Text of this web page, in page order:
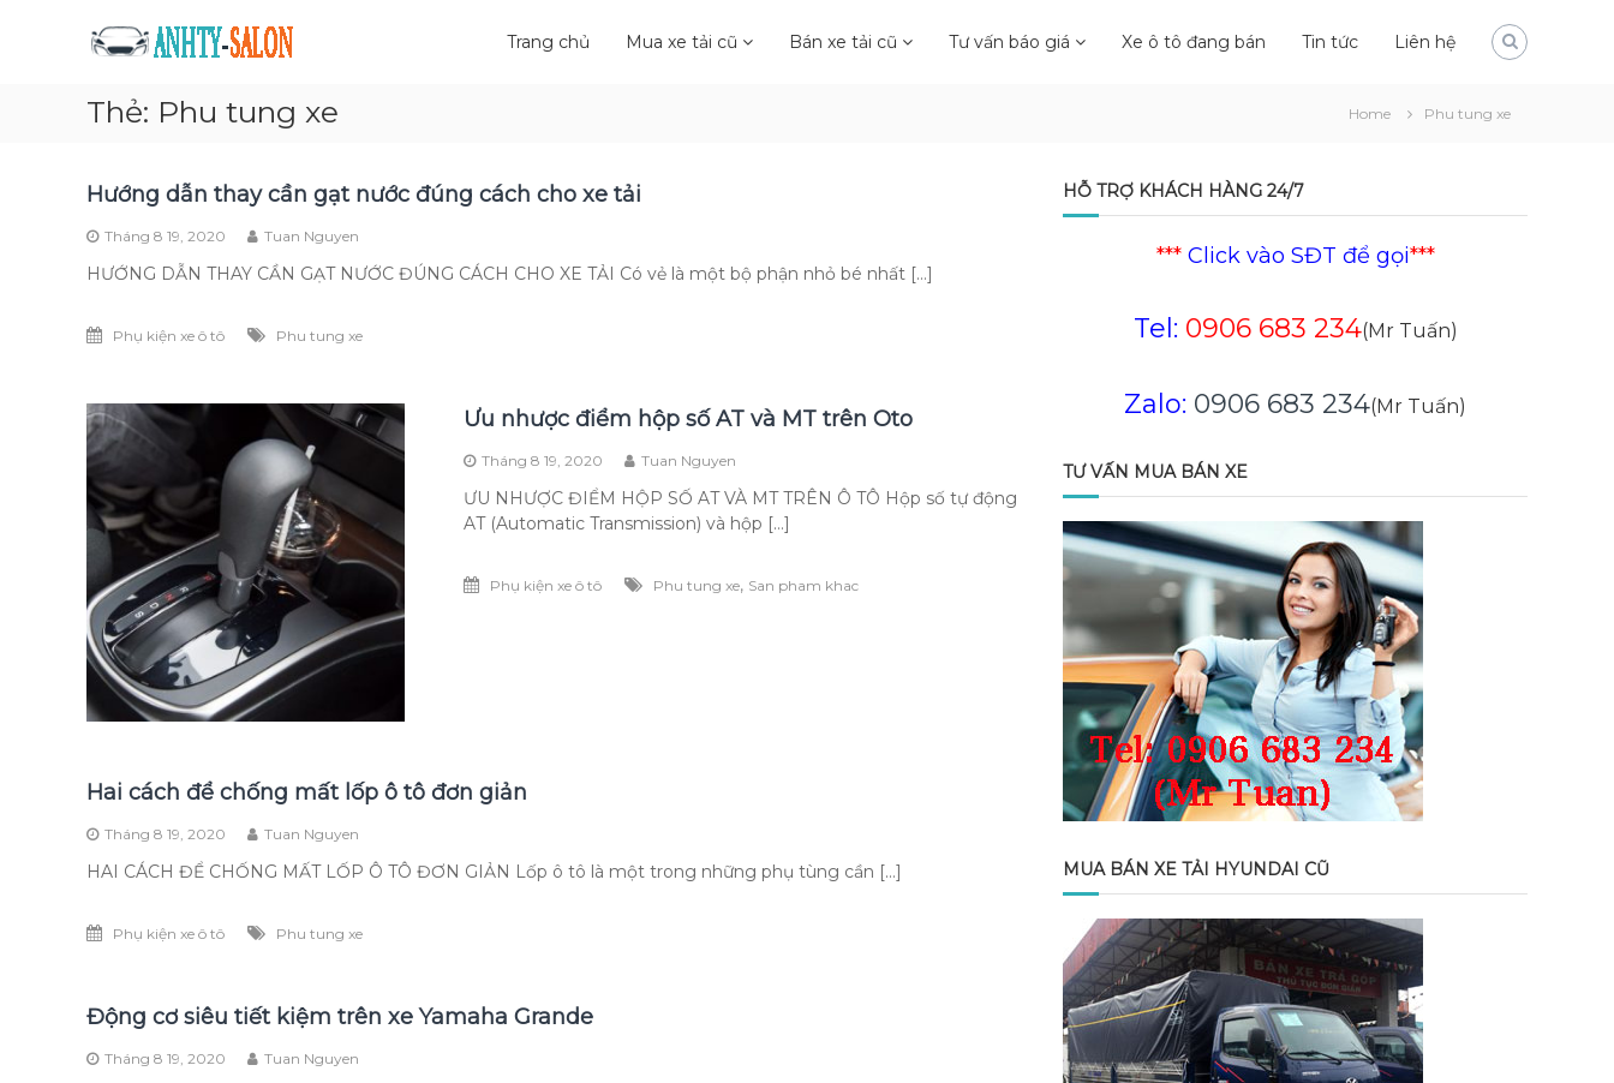
Mua
bán
tải
tốt
nhanh
chóng
Trang chủ Mua xe tải cũ Bán xe tải cũ Tư vấn báo giá Xe ô tô đang bán Tin tức Liên hệ
Thẻ: Phu tung xe Home Phu tung xe
Hướng dẫn thay cần gạt nước đúng cách cho xe tải
Tháng 8 19, 2020 Tuan Nguyen
HƯỚNG DẪN THAY CẦN GẠT NƯỚC ĐÚNG CÁCH CHO XE TẢI Có vẻ là một bộ phận nhỏ bé nhất […]
Phụ kiện xe ô tô Phu tung xe
Ưu nhược điểm hộp số AT và MT trên Oto
Tháng 8 19, 2020 Tuan Nguyen
ƯU NHƯỢC ĐIỂM HỘP SỐ AT VÀ MT TRÊN Ô TÔ Hộp số tự động
AT (Automatic Transmission) và hộp […]
Phụ kiện xe ô tô Phu tung xe, San pham khac
Hai cách để chống mất lốp ô tô đơn giản
Tháng 8 19, 2020 Tuan Nguyen
HAI CÁCH ĐỂ CHỐNG MẤT LỐP Ô TÔ ĐƠN GIẢN Lốp ô tô là một trong những phụ tùng cần […]
Phụ kiện xe ô tô Phu tung xe
Động cơ siêu tiết kiệm trên xe Yamaha Grande
Tháng 8 19, 2020 Tuan Nguyen
HỖ TRỢ KHÁCH HÀNG 24/7
***Click vào SĐT để gọi***
Tel: 0906 683 234(Mr Tuấn)
Zalo: 0906 683 234(Mr Tuấn)
TƯ VẤN MUA BÁN XE
MUA BÁN XE TẢI HYUNDAI CŨ